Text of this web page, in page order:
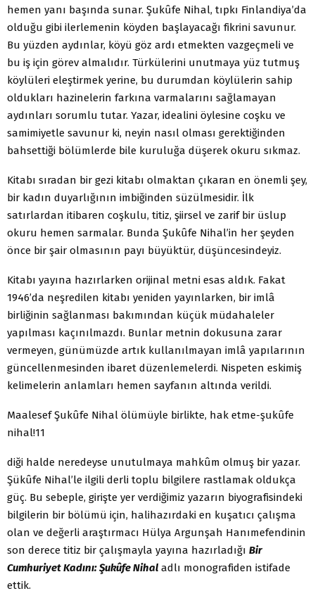
hemen yanı başında sunar. Şukûfe Nihal, tıpkı Finlandiya’da
olduğu gibi ilerlemenin köyden başlayacağı fikrini savunur.
Bu yüzden aydınlar, köyü göz ardı etmekten vazgeçmeli ve
bu iş için görev almalıdır. Türkülerini unutmaya yüz tutmuş
köylüleri eleştirmek yerine, bu durumdan köylülerin sahip
oldukları hazinelerin farkına varmalarını sağlamayan
aydınları sorumlu tutar. Yazar, idealini öylesine coşku ve
samimiyetle savunur ki, neyin nasıl olması gerektiğinden
bahsettiği bölümlerde bile kuruluğa düşerek okuru sıkmaz.
Kitabı sıradan bir gezi kitabı olmaktan çıkaran en önemli şey,
bir kadın duyarlığının imbiğinden süzülmesidir. İlk
satırlardan itibaren coşkulu, titiz, şiirsel ve zarif bir üslup
okuru hemen sarmalar. Bunda Şukûfe Nihal’in her şeyden
önce bir şair olmasının payı büyüktür, düşüncesindeyiz.
Kitabı yayına hazırlarken orijinal metni esas aldık. Fakat
1946’da neşredilen kitabı yeniden yayınlarken, bir imlâ
birliğinin sağlanması bakımından küçük müdahaleler
yapılması kaçınılmazdı. Bunlar metnin dokusuna zarar
vermeyen, günümüzde artık kullanılmayan imlâ yapılarının
güncellenmesinden ibaret düzenlemelerdi. Nispeten eskimiş
kelimelerin anlamları hemen sayfanın altında verildi.
Maalesef Şukûfe Nihal ölümüyle birlikte, hak etme-şukûfe
nihal!11
diği halde neredeyse unutulmaya mahkûm olmuş bir yazar.
Şükûfe Nihal’le ilgili derli toplu bilgilere rastlamak oldukça
güç. Bu sebeple, girişte yer verdiğimiz yazarın biyografisindeki
bilgilerin bir bölümü için, halihazırdaki en kuşatıcı çalışma
olan ve değerli araştırmacı Hülya Argunşah Hanımefendinin
son derece titiz bir çalışmayla yayına hazırladığı Bir
Cumhuriyet Kadını: Şukûfe Nihal adlı monografiden istifade
ettik.